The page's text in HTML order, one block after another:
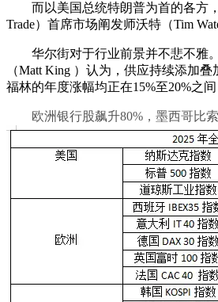
而以美国总统特朗普为首的各方，
Trade）首席市场阐发师沃特（Tim
华尔街对于行业前景并不悲不雅。
（Matt King ）认为，供应持续添加
福林的年度涨幅均正在15%至20%之间
欧洲银行股飙升80%，墨西哥比索